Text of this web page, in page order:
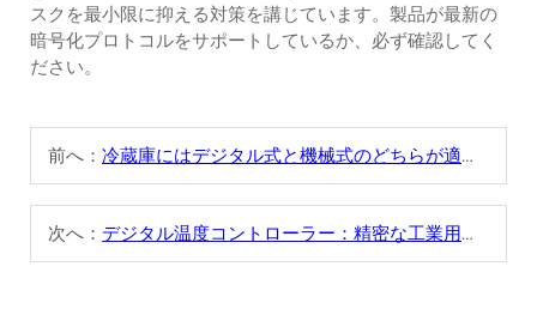
スクを最小限に抑える対策を講じています。製品が最新の
暗号化プロトコルをサポートしているか、必ず確認してく
ださい。
前へ： 冷蔵庫にはデジタル式と機械式のどちらが適しているか
次へ： デジタル温度コントローラー：精密な工業用アプリケーションでの使用方法